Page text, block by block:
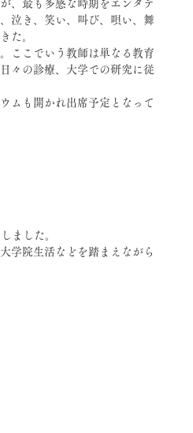
、最も多感な時期をエンタテ
泣き、笑い、叫び、唄い、舞
た。
ここでいう教師は単なる教育
々の診療、大学での研究に従
ムも開かれ出席予定となって
ました。
学院生活などを踏まえながら